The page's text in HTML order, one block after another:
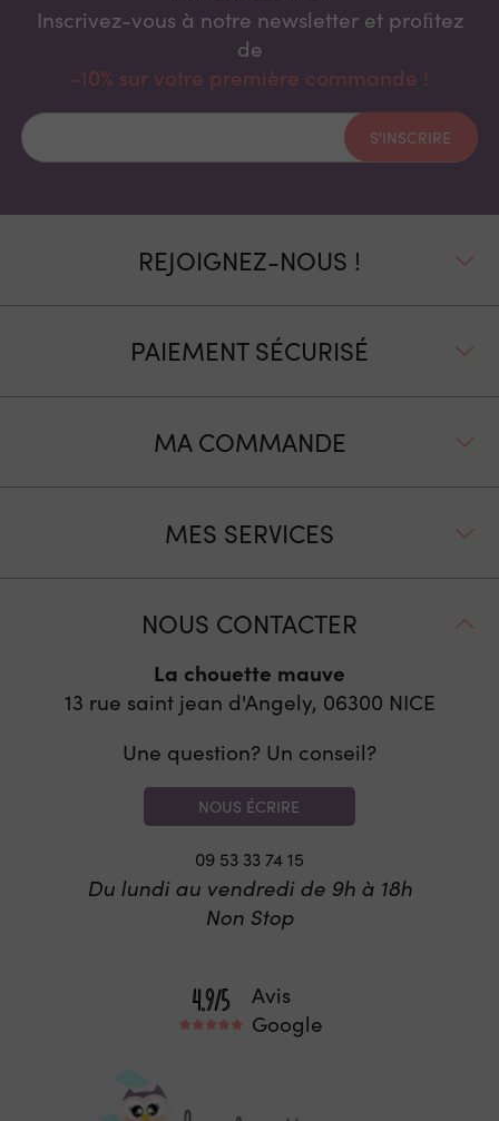
Inscrivez-vous à notre newsletter et proﬁtez
de
-10% sur votre première commande !
S'INSCRIRE
REJOIGNEZ-NOUS !
PAIEMENT SÉCURISÉ
MA COMMANDE
MES SERVICES
NOUS CONTACTER
La chouette mauve
13 rue saint jean d'Angely, 06300 NICE
Une question? Un conseil?
NOUS ÉCRIRE
09 53 33 74 15
Du lundi au vendredi de 9h à 18h
Non Stop
Avis
Google